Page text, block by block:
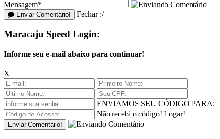
Mensagem*
Enviar Comentário! Fechar :/
Maracaju Speed Login:
Informe seu e-mail abaixo para continuar!
X
ENVIAMOS SEU CÓDIGO PARA:
Não recebi o código! Logar!
Enviar Comentário!